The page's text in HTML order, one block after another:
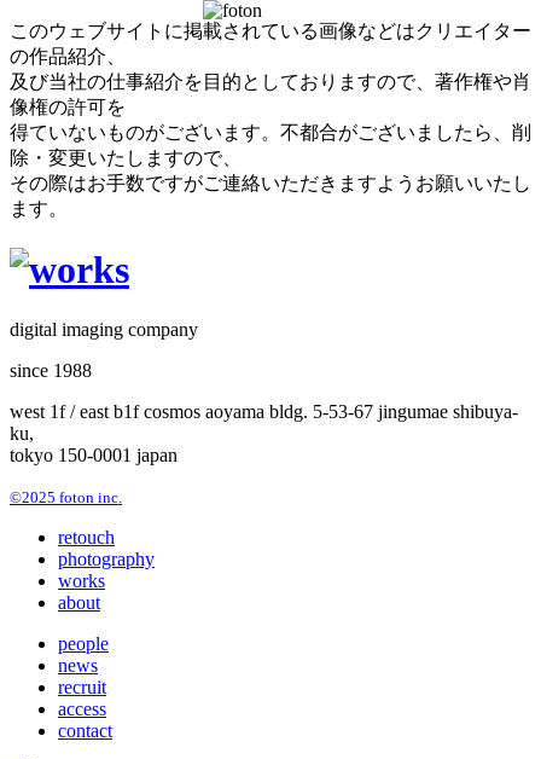
このウェブサイトに掲載されている画像などはクリエイター
の作品紹介、
及び当社の仕事紹介を目的としておりますので、著作権や肖
像権の許可を
得ていないものがございます。不都合がございましたら、削
除・変更いたしますので、
その際はお手数ですがご連絡いただきますようお願いいたし
ます。
digital imaging company
since 1988
west 1f / east b1f cosmos aoyama bldg. 5-53-67 jingumae shibuya-
ku,
tokyo 150-0001 japan
©2025 foton inc.
retouch
photography
works
about
people
news
recruit
access
contact